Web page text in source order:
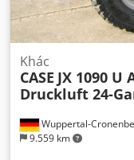
Wuppertal-
9.559 km
Khác
CASE JX 1090
Druckluft 24-